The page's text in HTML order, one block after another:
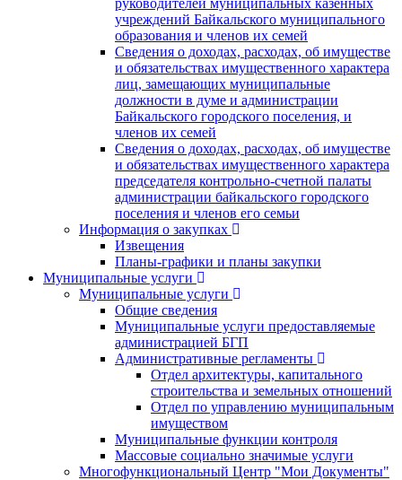
учреждений Байкальского муниципального
образования и членов их семей
Сведения о доходах, расходах, об имуществе
и обязательствах имущественного характера
лиц, замещающих муниципальные
должности в думе и администрации
Байкальского городского поселения, и
членов их семей
Сведения о доходах, расходах, об имуществе
и обязательствах имущественного характера
председателя контрольно-счетной палаты
администрации байкальского городского
поселения и членов его семьи
Информация о закупках
Извещения
Планы-графики и планы закупки
Муниципальные услуги
Муниципальные услуги
Общие сведения
Муниципальные услуги предоставляемые
администрацией БГП
Административные регламенты
Отдел архитектуры, капитального
строительства и земельных отношений
Отдел по управлению муниципальным
имуществом
Муниципальные функции контроля
Массовые социально значимые услуги
Многофункциональный Центр "Мои Документы"